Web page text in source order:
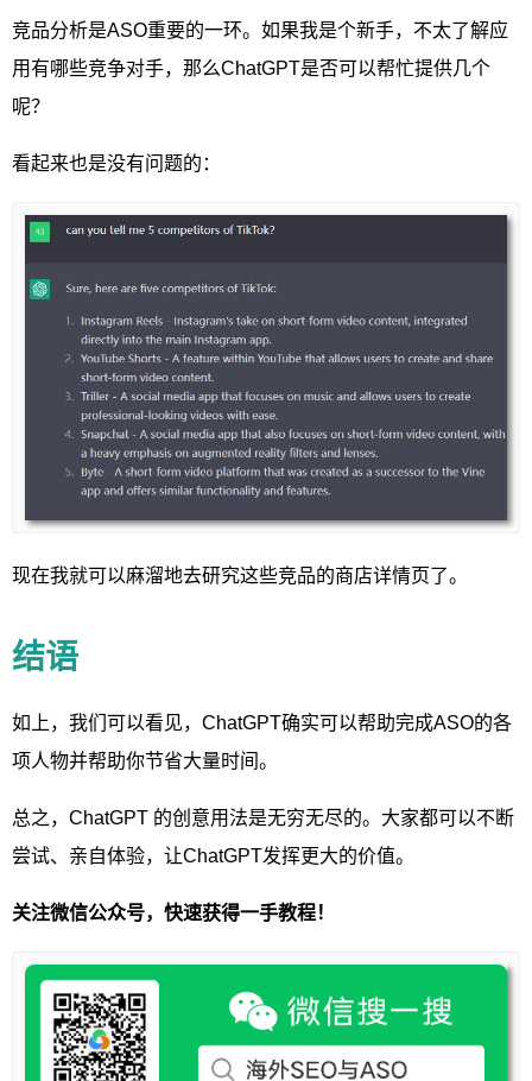
竞品分析是ASO重要的一环。如果我是个新手，不太了解应
用有哪些竞争对手，那么ChatGPT是否可以帮忙提供几个
呢？
看起来也是没有问题的：
现在我就可以麻溜地去研究这些竞品的商店详情页了。
结语
如上，我们可以看见，ChatGPT确实可以帮助完成ASO的各
项人物并帮助你节省大量时间。
总之，ChatGPT 的创意用法是无穷无尽的。大家都可以不断
尝试、亲自体验，让ChatGPT发挥更大的价值。
关注微信公众号，快速获得一手教程！